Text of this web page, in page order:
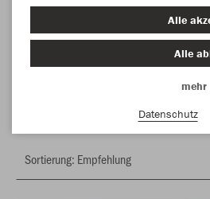
Herzlich Willkommen im
HartisteAlle
Alle
mehr
Datenschutz